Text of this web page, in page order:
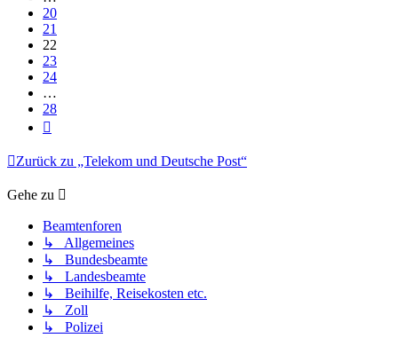
20
21
22
23
24
…
28
Zurück zu „Telekom und Deutsche Post“
Gehe zu
Beamtenforen
↳ Allgemeines
↳ Bundesbeamte
↳ Landesbeamte
↳ Beihilfe, Reisekosten etc.
↳ Zoll
↳ Polizei